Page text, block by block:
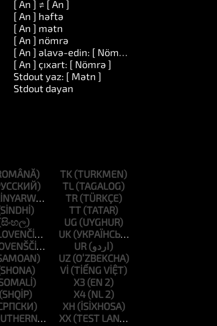
[ An ] ≠ [ An ]
[ An ] həftə
[ An ] mətn
[ An ] nömrə
[ An ] əlavə-edin: [ Nömrə ]
[ An ] çıxart: [ Nömrə ]
Stdout yaz: [ Mətn ]
Stdout dayan
TK
TL
TR
TT
UG
UK
UR
UZ
VI
X3
X4
XH
XX